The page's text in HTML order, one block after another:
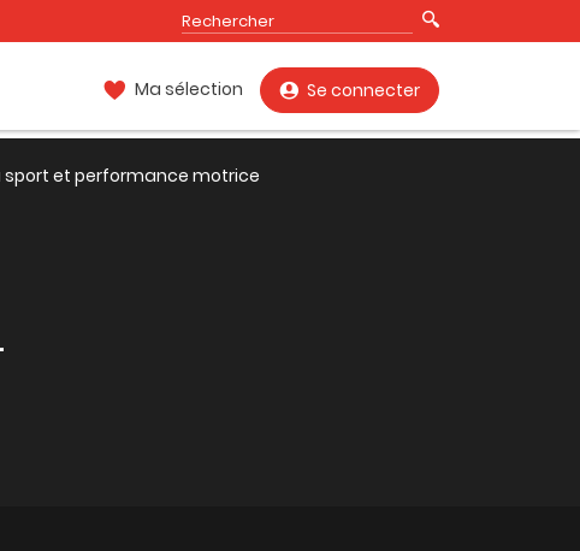
Ma sélection Se connecter
sport et performance motrice